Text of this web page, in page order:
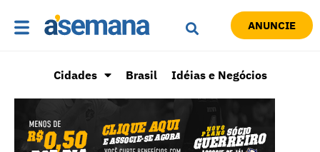
ANUNCIE
Cidades Brasil Idéias e Negócios